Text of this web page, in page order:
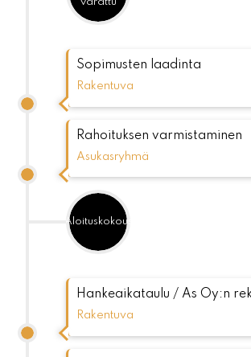
varattu
Sopimusten laadinta
Rakentuva
Rahoituksen varmistaminen
Asukasryhmä
Aloituskokous
Hankeaikataulu / As Oy:n
Rakentuva